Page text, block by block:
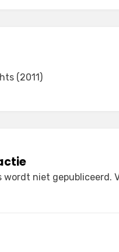
(2011)
wordt niet gepubliceerd.